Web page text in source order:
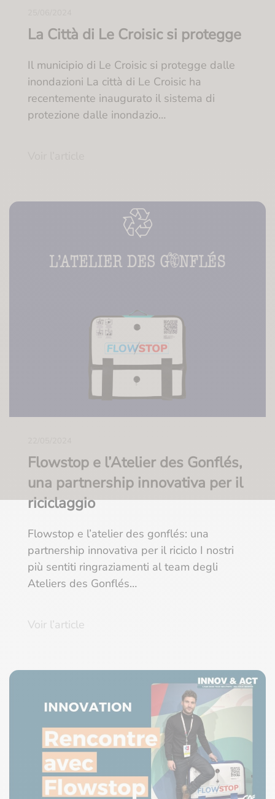
La Città di Le Croisic si protegge
Il municipio di Le Croisic si protegge dalle
inondazioni La città di Le Croisic ha
recentemente inaugurato il sistema di
protezione dalle inondazio…
Flowstop e l’Atelier des Gonflés,
una partnership innovativa per il
riciclaggio
Flowstop e l’atelier des gonflés: una
partnership innovativa per il riciclo I nostri
più sentiti ringraziamenti al team degli
Ateliers des Gonflés…
Voir l’article